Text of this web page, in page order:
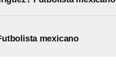
mexicano